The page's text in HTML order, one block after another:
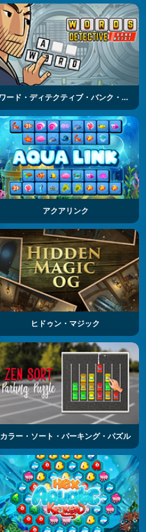
ワード・ディテクティブ・バンク・ヘイスト
アクアリンク
ヒドゥン・マジック
カラー・ソート・パーキング・パズル